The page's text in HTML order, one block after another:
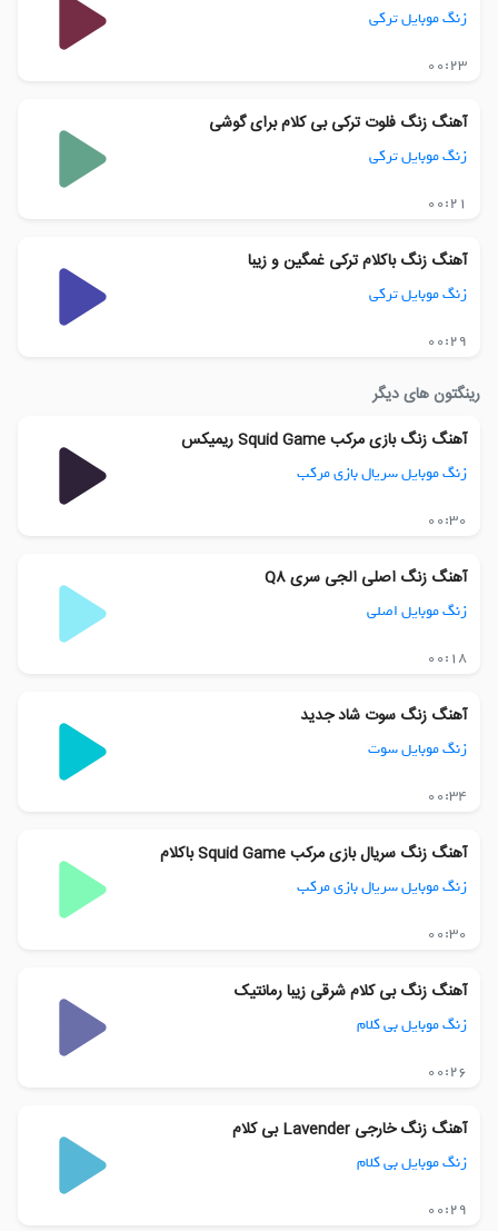
زنگ موبایل ترکی
00:23
آهنگ زنگ فلوت ترکی بی کلام برای گوشی
زنگ موبایل ترکی
00:21
آهنگ زنگ باکلام ترکی غمگین و زیبا
زنگ موبایل ترکی
00:29
رینگتون های دیگر
آهنگ زنگ بازی مرکب Squid Game ریمیکس
زنگ موبایل سریال بازی مرکب
00:30
آهنگ زنگ اصلی الجی سری Q8
زنگ موبایل اصلی
00:18
آهنگ زنگ سوت شاد جدید
زنگ موبایل سوت
00:34
آهنگ زنگ سریال بازی مرکب Squid Game باکلام
زنگ موبایل سریال بازی مرکب
00:30
آهنگ زنگ بی کلام شرقی زیبا رمانتیک
زنگ موبایل بی کلام
00:26
آهنگ زنگ خارجی Lavender بی کلام
زنگ موبایل بی کلام
00:29